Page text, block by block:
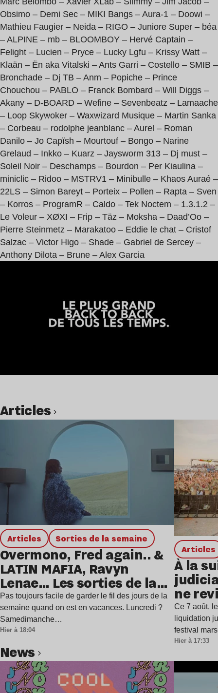
Obsimo – Demi Sec – MIKI Bangs – Aura-1 – Doowi –
Mathieu Faugier – Neida – RIGO – Juniore Super – béa
– ALPINE – mb – BLOOMBOY – Hervé Captain –
Felight – Lucien – Pryce – Lucky Lgfu – Krissy Watt –
Klaän – Ën aka Vitalski – Ants Garri – Costello – SMIB –
Bronchade – Dj TB – Anm – Popiche – Prince
Chouchou – PABLO – Franck Bombard – Will Diggs –
Akany – D-BOARD – Wefine – Sevenbeatz – Lamaache
– Loop Skywoker – Waxwizard Musique – Martin Sanka
– Corbeau – rodolphe jeanblanc – Aurel – Roman
Danilo – Jo Capïsh – Mourtouf – Bongo – Narine
Grelaud – Inkko – Kuarz – Jaysworm 313 – Dj must –
Soleil Noir – Deschamps – Bourdon – Per Kiaulina –
miniclic – Ridoo – MSTRV1 – Minibulle – Khaos Auraé –
22LS – Simon Bareyt – Porteix – Pollen – Rapta – Sven
– Korros – ProgramR – Caldo – Tek Noctem – 1.3.1.2 –
Le Voleur – XØXI – Frip – Täz – Moksha – Daad’Oo –
Pierre Steinmetz – Marakatoo – Eddie le chat – Cristof
Salzac – Victor Higo – Shade – Gabriel de Sercey –
Anthony Dilota – Brune – Alex Garcia
Articles
Articles Sorties de la semaine
Overmono, Fred again.. &
LATIN MAFIA, Ravyn
Lenae… Les sorties de la
semaine
Pas toujours facile de garder le fil des jours de la
semaine quand on est en vacances. Luncredi ?
Samedimanche…
Hier à 18:04
Articles
À la
ne
Ce 7 août,
liquidation
festival
Hier à 17:33
news
Lire l’article